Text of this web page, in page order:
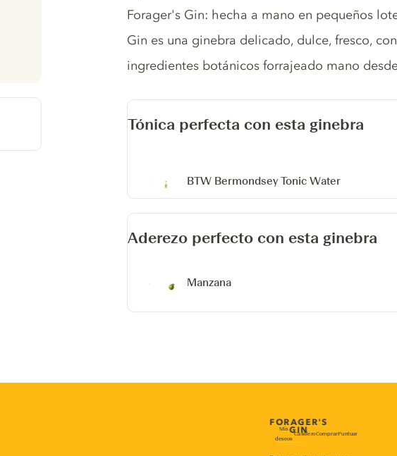
Forager's Gin: hecha a mano en pequeños
Gin es una ginebra delicado, dulce, fresco,
ingredientes botánicos forrajeado mano
Tónica perfecta con esta ginebra
BTW Bermondsey Tonic Water
Aderezo perfecto con esta ginebra
Manzana